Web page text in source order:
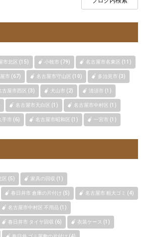
市北区 (15) 小牧市 (79) 名古屋市名東区 (11)
市 (67) 名古屋市守山区 (10) 多治見市 (3)
古屋市西区 (3) 犬山市 (2) 清須市 (1)
名古屋市天白区 (1) 名古屋市中村区 (1)
手市 (6) 名古屋市昭和区 (1) 一宮市 (1)
区 (5) 家具の回収 (1)
春日井市 倉庫の片付け (5) 名古屋市 粗大ゴミ (4)
名古屋市中村区 不用品 (1)
春日井市 タイヤ回収 (6) 衣装ケース (1)